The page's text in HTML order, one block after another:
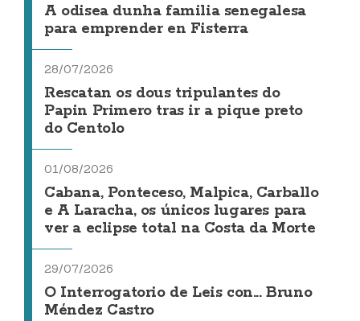
A odisea dunha familia senegalesa
para emprender en Fisterra
28/07/2026
Rescatan os dous tripulantes do
Papin Primero tras ir a pique preto
do Centolo
01/08/2026
Cabana, Ponteceso, Malpica, Carballo
e A Laracha, os únicos lugares para
ver a eclipse total na Costa da Morte
29/07/2026
O Interrogatorio de Leis con... Bruno
Méndez Castro